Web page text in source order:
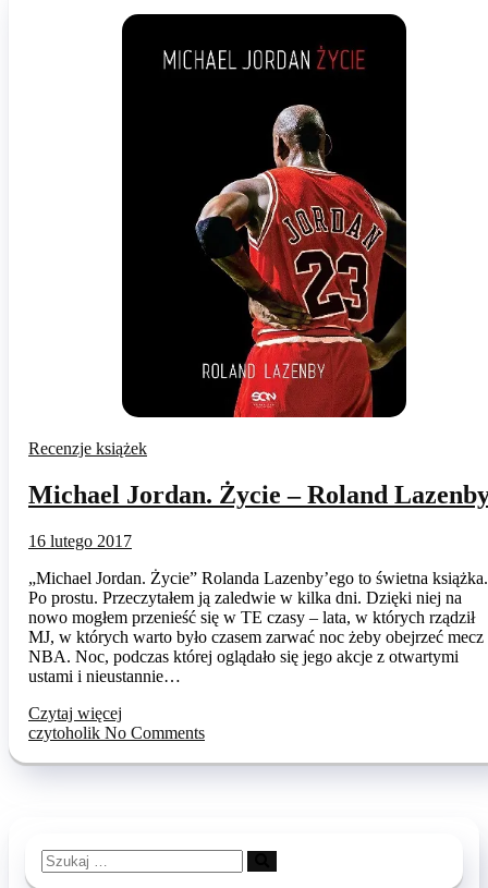
Recenzje książek
Michael Jordan. Życie – Roland
16 lutego 2017
„Michael Jordan. Życie” Rolanda Lazenby’ego to świetna książka.
Po prostu. Przeczytałem ją zaledwie w kilka dni. Dzięki niej na
nowo mogłem przenieść się w TE czasy – lata, w których rządził
MJ, w których warto było czasem zarwać noc żeby obejrzeć mecz
NBA. Noc, podczas której oglądało się jego akcje z otwartymi
ustami i nieustannie…
Czytaj więcej
czytoholik No Comments
Szukaj
…